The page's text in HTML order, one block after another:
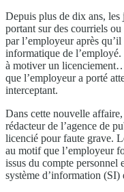
Depuis plus de dix ans, les
portant sur des courriels
par l’employeur après
informatique de
à motiver un
que l’employeur a porté
interceptant.
Dans cette nouvelle
rédacteur de l’agence de
licencié pour faute grave.
au motif que l’employeur
issus du compte personnel
système d’information (SI)